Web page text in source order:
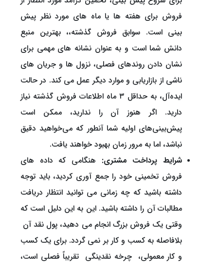
فروش برای هفته ها یا ماه های مورد نظر پیش
بینی است. سوابق فروش گذشته،، بهترین منبع
دانش شما است و به عنوان نشانه های مهمی برای
نشان دادن روندهای فصلی، نزول ها و جریان های
ناشی از بازاریابی و موارد دیگر عمل می کند. در حالت
ایده‌آل، به حداقل ۳ ماه اطلاعات فروش گذشته نیاز
دارید. اگر هنوز آن را ندارید، ممکن است
پیش‌بینی‌های اولیه شما آنطور که می‌خواهید دقیق
نباشد، اما به مرور زمان بهبود خواهند یافت.
شرایط پرداخت مشتری: هنگامی که داده های
فروش تخمینی خود را جمع آوری کردید، باید توجه
داشته باشید که چه زمانی می توانید انتظار دریافت
مطالبات آن را داشته باشید. این به این دلیل است که
وقتی یک فروش بزرگ انجام می دهید، پول نقد آن
بلافاصله به کسب و کار بر نمی گردد. برای یک کسب
و کار معمولی، چرخه نقدینگی تقریباً فصلی است،